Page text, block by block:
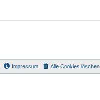
Alle Cookies löschen
Impressum